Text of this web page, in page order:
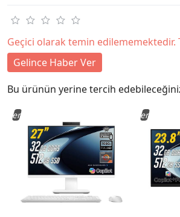
Geçici olarak temin
Gelince Haber Ver
Bu ürünün yerine tercih
Yeni Yeni